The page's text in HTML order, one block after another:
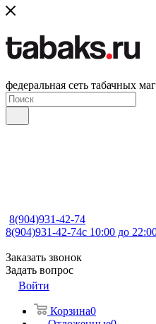
федеральная сеть табачных
8(904)931-42-74
8(904)931-42-74с 10:00 до
Заказать звонок
Задать вопрос
Войти
Корзина0